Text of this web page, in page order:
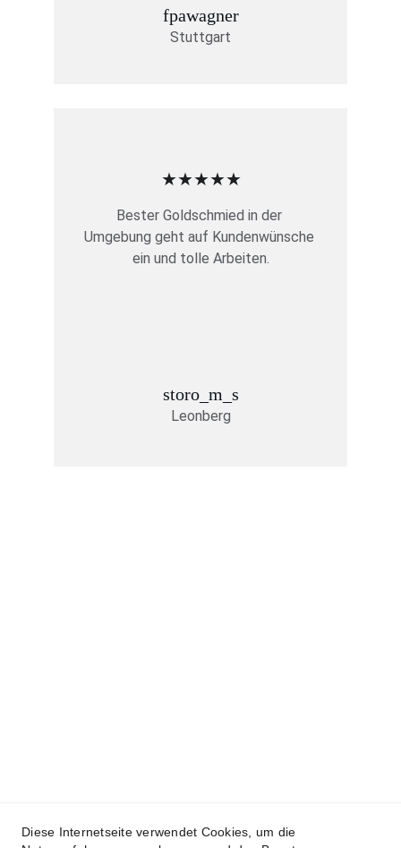
Bester Goldschmied in der
Umgebung geht auf Kundenwünsche
ein und tolle Arbeiten.
storo_m_s
Leonberg
fpawagner
Stuttgart
★★★★★
Impressum
Diese Internetseite verwendet Cookies, um die